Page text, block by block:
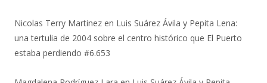
Nicolas Terry Martinez en Luis Suárez Ávila y Pepita Lena:
una tertulia de 2004 sobre el centro histórico que El Puerto
estaba perdiendo #6.653